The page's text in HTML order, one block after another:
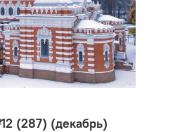
(287) (декабрь)